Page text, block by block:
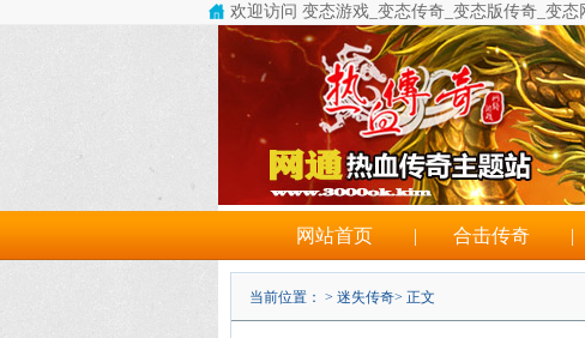
欢迎访问 变态游戏_变态传奇_变态版传奇_变态
网站首页 | 合击传奇 |
当前位置： > 迷失传奇> 正文